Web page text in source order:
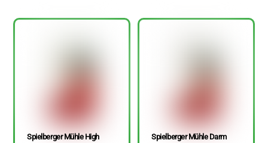
Spielberger Mühle High
Spielberger Mühle Darm